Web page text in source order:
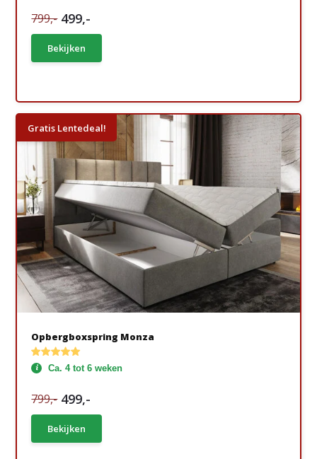
799,- 499,-
Bekijken
Gratis Lentedeal!
Opbergboxspring Monza
Ca. 4 tot 6 weken
799,- 499,-
Bekijken